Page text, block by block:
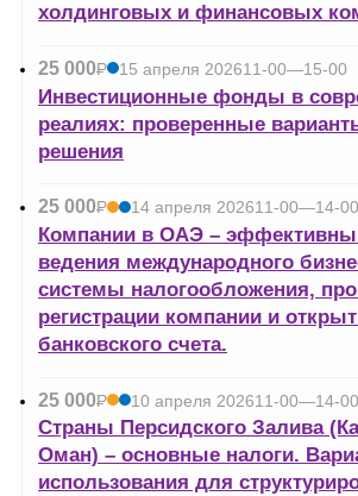
холдинговых и финансовых
25 000Р
УБ.
15 апреля 202611-00—15-00
Инвестиционные фонды в
реалиях: проверенные
решения
25 000Р
УБ.
14 апреля 202611-00—14-00
Компании в ОАЭ –
ведения международного
системы налогообложения,
регистрации компании и
банковского счета.
25 000Р
УБ.
10 апреля 202611-00—14-00
Страны Персидского Залива
Оман) – основные налоги.
использования для